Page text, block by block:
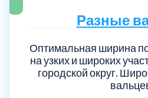
Разные
Оптимальная ширина
на узких и широких
городской округ.